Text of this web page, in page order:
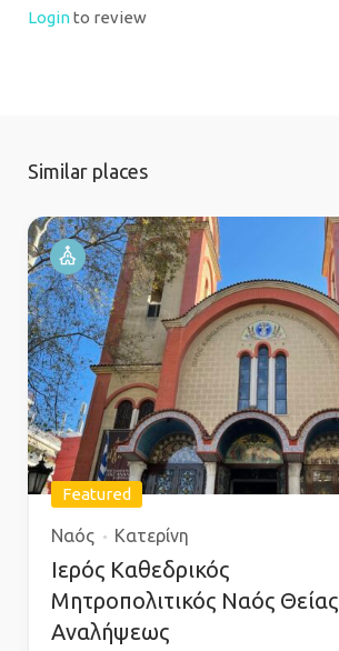
Loginto review
Similar places
Featured
Ναός Κατερίνη
Ιερός Καθεδρικός
Μητροπολιτικός Ναός Θείας
Αναλήψεως